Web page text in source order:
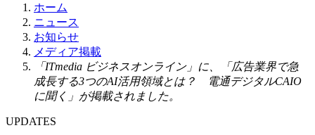
ホーム
ニュース
お知らせ
メディア掲載
「ITmedia ビジネスオンライン」に、「広告業界で急
成長する3つのAI活用領域とは？ 電通デジタルCAIO
に聞く」が掲載されました。
UPDATES